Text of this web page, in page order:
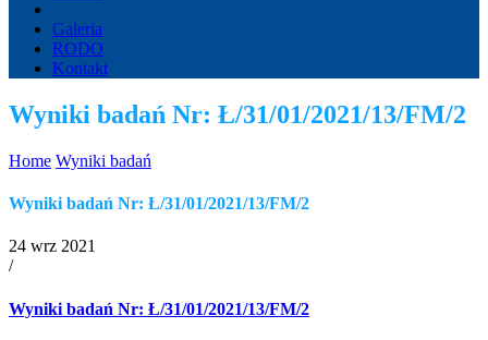
Galeria
RODO
Kontakt
Wyniki badań Nr: Ł/31/01/2021/13/FM/2
Home Wyniki badań
Wyniki badań Nr: Ł/31/01/2021/13/FM/2
24 wrz 2021
/
Wyniki badań Nr: Ł/31/01/2021/13/FM/2